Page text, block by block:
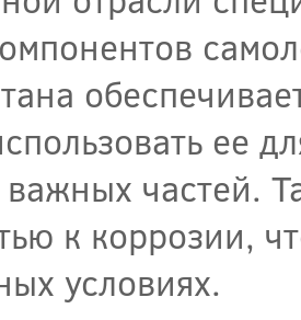
ее
важных частей.
к коррозии,
условиях.